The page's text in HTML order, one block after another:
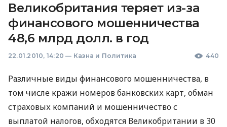
Великобритания теряет из-за
финансового мошенничества
48,6 млрд долл. в год
22.01.2010, 14:20 — Казна и Политика 440
Различные виды финансового мошенничества, в
том числе кражи номеров банковских карт, обман
страховых компаний и мошенничество с
выплатой налогов, обходятся Великобритании в 30